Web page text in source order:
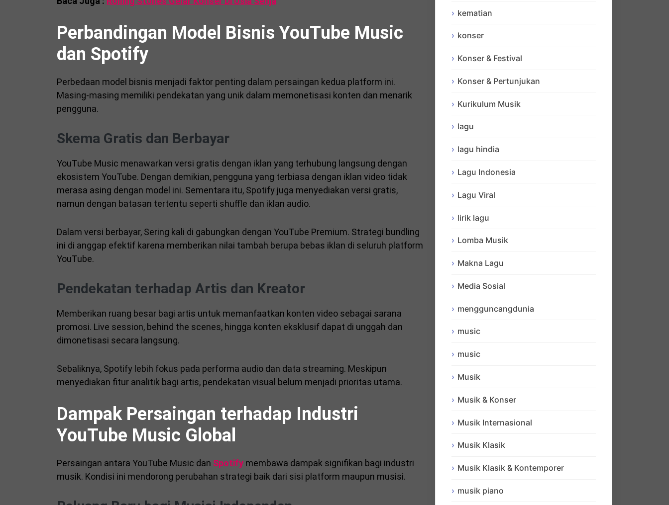
Perbandingan Model Bisnis YouTube Music
dan Spotify
Perbedaan model bisnis menjadi faktor penting dalam persaingan kedua platform ini.
Masing-masing memiliki pendekatan yang unik dalam memonetisasi konten dan menarik
pengguna.
Skema Gratis dan Berbayar
YouTube Music menawarkan versi gratis dengan iklan yang terhubung langsung dengan
ekosistem YouTube. Dengan demikian, pengguna yang terbiasa dengan iklan video tidak
merasa asing dengan model ini. Sementara itu, Spotify juga menyediakan versi gratis,
namun dengan batasan tertentu seperti shuffle dan iklan audio.
Dalam versi berbayar, Sering kali di gabungkan dengan YouTube Premium. Strategi bundling
ini di anggap efektif karena memberikan nilai tambah berupa bebas iklan di seluruh platform
YouTube.
Pendekatan terhadap Artis dan Kreator
Memberikan ruang besar bagi artis untuk memanfaatkan konten video sebagai sarana
promosi. Live session, behind the scenes, hingga konten eksklusif dapat di unggah dan
dimonetisasi secara langsung.
Sebaliknya, Spotify lebih fokus pada performa audio dan data streaming. Meskipun
menyediakan fitur analitik bagi artis, pendekatan visual belum menjadi prioritas utama.
Dampak Persaingan terhadap Industri
YouTube Music Global
Persaingan antara YouTube Music dan Spotify membawa dampak signifikan bagi industri
musik. Kondisi ini mendorong perubahan strategi baik dari sisi platform maupun musisi.
kematian
konser
Konser & Festival
Konser & Pertunjukan
Kurikulum Musik
lagu
lagu hindia
Lagu Indonesia
Lagu Viral
lirik lagu
Lomba Musik
Makna Lagu
Media Sosial
mengguncangdunia
music
music
Musik
Musik & Konser
Musik Internasional
Musik Klasik
Musik Klasik & Kontemporer
musik piano